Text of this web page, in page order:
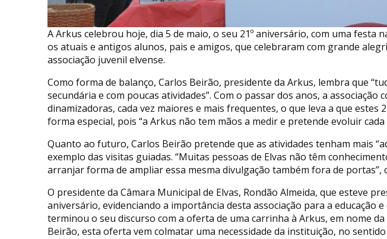
A Arkus celebrou hoje, dia 5 de maio, o seu 21º aniversário, com uma festa
os atuais e antigos alunos, pais e amigos, que celebraram com grande
associação juvenil elvense.
Como forma de balanço, Carlos Beirão, presidente da Arkus, lembra que
secundária e com poucas atividades”. Com o passar dos anos, a associação
dinamizadoras, cada vez maiores e mais frequentes, o que leva a que estes
forma especial, pois “a Arkus não tem mãos a medir e pretende evoluir cada
Quanto ao futuro, Carlos Beirão pretende que as atividades tenham mais
exemplo das visitas guiadas. “Muitas pessoas de Elvas não têm
arranjar forma de ampliar essa mesma divulgação também fora de portas”,
O presidente da Câmara Municipal de Elvas, Rondão Almeida, que esteve
aniversário, evidenciando a importância desta associação para a educação e
terminou o seu discurso com a oferta de uma carrinha à Arkus, em nome
Beirão, esta oferta vem colmatar uma necessidade da instituição, no